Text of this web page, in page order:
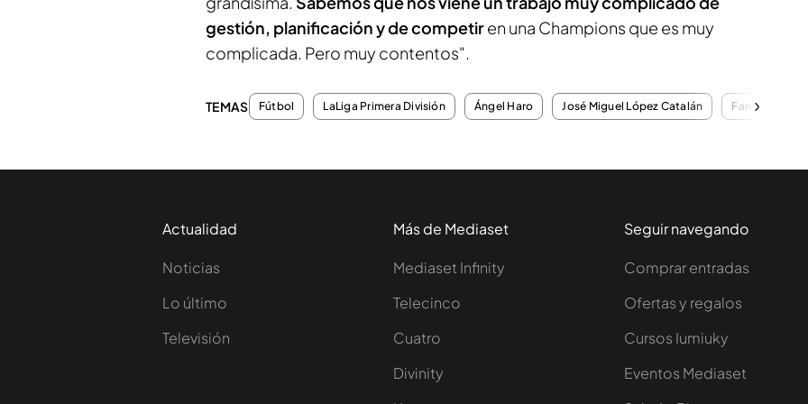
gestión, planificación y de competiren una Champions que es muy
complicada. Pero muy contentos".
TEMAS Fútbol LaLiga Primera División Ángel Haro José Miguel López Catalán Fantasy
Actualidad
Noticias
Lo último
Televisión
Más de Mediaset
Mediaset Infinity
Telecinco
Cuatro
Divinity
Seguir navegando
Comprar entradas
Ofertas y regalos
Cursos Iumiuky
Eventos Mediaset